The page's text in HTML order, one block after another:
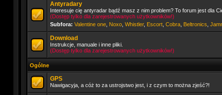
Antyradary
Interesuje cię antyradar bądź masz z nim problem? To forum jest dla
(Dostęp tylko dla zarejestrowanych użytkowników!)
Subfora: Valentine one Noxo Whistler, Escort Cobra Beltronics
Download
Instrukcje, manuale i inne pliki.
(Dostęp tylko dla zarejestrowanych użytkowników!)
Ogólne
GPS
Nawigacyja, a cóż to za ustrojstwo jest, i z czym to można zjeść?!